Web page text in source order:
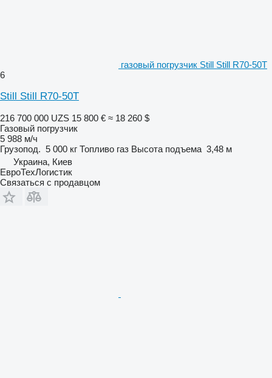
газовый погрузчик Still Still R70-50T
6
Still Still R70-50T
216 700 000 UZS 15 800 € ≈ 18 260 $
Газовый погрузчик
5 988 м/ч
Грузопод. 5 000 кг Топливо газ Высота подъема 3,48 м
Украина, Киев
ЕвроТехЛогистик
Связаться с продавцом